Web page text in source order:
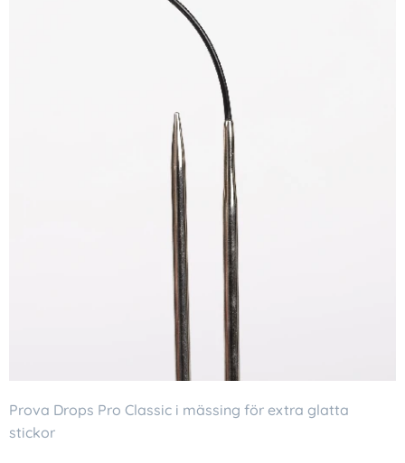
Prova Drops Pro Classic i mässing för extra glatta
stickor